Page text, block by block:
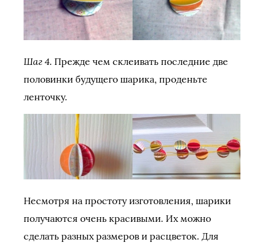
Шаг 4. Прежде чем склеивать последние две
половинки будущего шарика, проденьте
ленточку.
Несмотря на простоту изготовления, шарики
получаются очень красивыми. Их можно
сделать разных размеров и расцветок. Для